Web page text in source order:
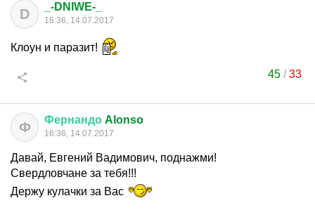
D _-DNIWE-_
16:36, 14.07.2017
Клоун и паразит!
45/33
Ф Фернандо Alonso
16:36, 14.07.2017
Давай, Евгений Вадимович, поднажми!
Свердловчане за тебя!!!
Держу кулачки за Вас